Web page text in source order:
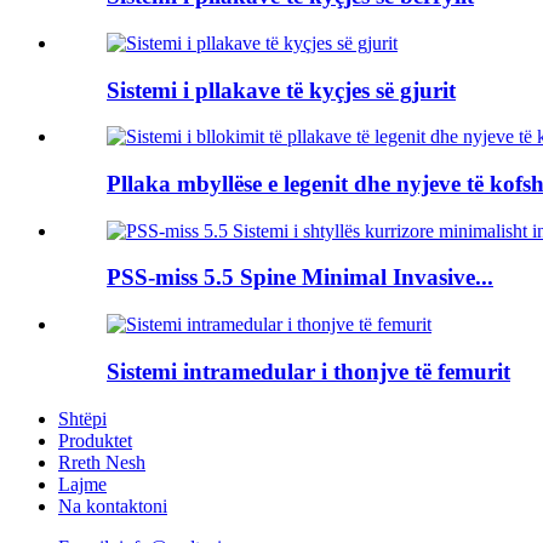
Sistemi i pllakave të kyçjes së gjurit
Pllaka mbyllëse e legenit dhe nyjeve të
PSS-miss 5.5 Spine Minimal Invasive...
Sistemi intramedular i thonjve të femurit
Shtëpi
Produktet
Rreth Nesh
Lajme
Na kontaktoni